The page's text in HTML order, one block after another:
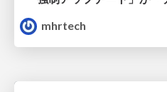
mhrtech